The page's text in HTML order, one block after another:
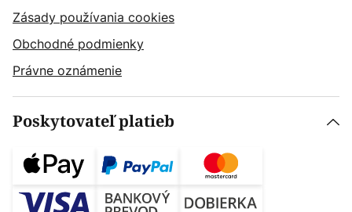
Zásady používania cookies
Obchodné podmienky
Právne oznámenie
Poskytovateľ platieb